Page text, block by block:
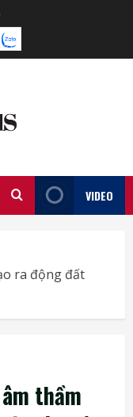
Zalo
VIDEO
ra động đất
thầm